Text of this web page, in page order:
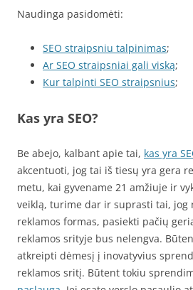
Naudinga pasidomėti:
SEO straipsniu talpinimas;
Ar SEO straipsniai gali viską;
Kur talpinti SEO straipsnius;
Kas yra SEO?
Be abejo, kalbant apie tai, kas yra
akcentuoti, jog tai iš tiesų yra gera
metu, kai gyvename 21 amžiuje ir
veiklą, turime dar ir suprasti tai, jog
reklamos formas, pasiekti pačių
reklamos srityje bus nelengva.
atkreipti dėmesį į inovatyvius
reklamos sritį. Būtent tokiu